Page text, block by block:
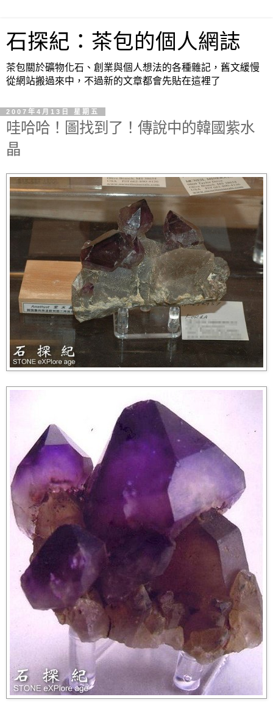
石探紀：茶包的個人網誌
茶包關於礦物化石、創業與個人想法的各種雜記，舊文緩慢
從網站搬過來中，不過新的文章都會先貼在這裡了
2007年4月13日 星期五
哇哈哈！圖找到了！傳說中的韓國紫水
晶